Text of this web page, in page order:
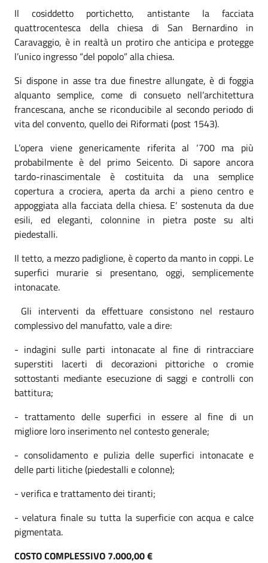
Il cosiddetto portichetto, antistante la facciata
quattrocentesca della chiesa di San Bernardino in
Caravaggio, è in realtà un protiro che anticipa e protegge
l’unico ingresso “del popolo” alla chiesa.
Si dispone in asse tra due finestre allungate, è di foggia
alquanto semplice, come di consueto nell’architettura
francescana, anche se riconducibile al secondo periodo di
vita del convento, quello dei Riformati (post 1543).
L’opera viene genericamente riferita al ‘700 ma più
probabilmente è del primo Seicento. Di sapore ancora
tardo-rinascimentale è costituita da una semplice
copertura a crociera, aperta da archi a pieno centro e
appoggiata alla facciata della chiesa. E’ sostenuta da due
esili, ed eleganti, colonnine in pietra poste su alti
piedestalli.
Il tetto, a mezzo padiglione, è coperto da manto in coppi. Le
superfici murarie si presentano, oggi, semplicemente
intonacate.
Gli interventi da effettuare consistono nel restauro
complessivo del manufatto, vale a dire:
- indagini sulle parti intonacate al fine di rintracciare
superstiti lacerti di decorazioni pittoriche o cromie
sottostanti mediante esecuzione di saggi e controlli con
battitura;
- trattamento delle superfici in essere al fine di un
migliore loro inserimento nel contesto generale;
- consolidamento e pulizia delle superfici intonacate e
delle parti litiche (piedestalli e colonne);
- verifica e trattamento dei tiranti;
- velatura finale su tutta la superficie con acqua e calce
pigmentata.
COSTO COMPLESSIVO 7.000,00 €